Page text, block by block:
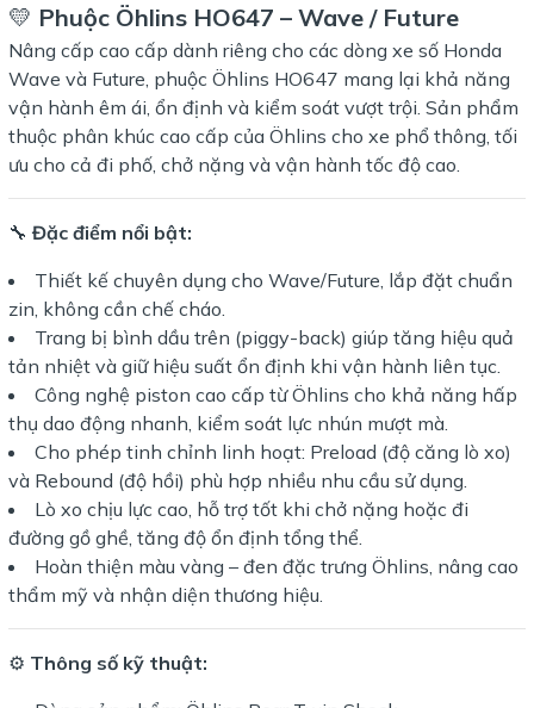
💛 Phuộc Öhlins HO647 – Wave / Future
Nâng cấp cao cấp dành riêng cho các dòng xe số Honda
Wave và Future, phuộc Öhlins HO647 mang lại khả năng
vận hành êm ái, ổn định và kiểm soát vượt trội. Sản phẩm
thuộc phân khúc cao cấp của Öhlins cho xe phổ thông, tối
ưu cho cả đi phố, chở nặng và vận hành tốc độ cao.
🔧 Đặc điểm nổi bật:
Thiết kế chuyên dụng cho Wave/Future, lắp đặt chuẩn
zin, không cần chế cháo.
Trang bị bình dầu trên (piggy-back) giúp tăng hiệu quả
tản nhiệt và giữ hiệu suất ổn định khi vận hành liên tục.
Công nghệ piston cao cấp từ Öhlins cho khả năng hấp
thụ dao động nhanh, kiểm soát lực nhún mượt mà.
Cho phép tinh chỉnh linh hoạt: Preload (độ căng lò xo)
và Rebound (độ hồi) phù hợp nhiều nhu cầu sử dụng.
Lò xo chịu lực cao, hỗ trợ tốt khi chở nặng hoặc đi
đường gồ ghề, tăng độ ổn định tổng thể.
Hoàn thiện màu vàng – đen đặc trưng Öhlins, nâng cao
thẩm mỹ và nhận diện thương hiệu.
⚙️ Thông số kỹ thuật: